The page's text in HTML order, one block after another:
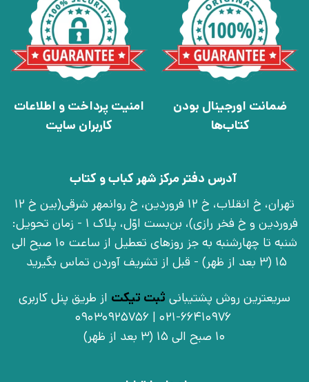
ضمانت اورجینال بودن
کتاب‌ها
امنیت پرداخت و اطلاعات
کاربران سایت
آدرس دفتر مرکز شهر کباب و کتاب
تهران، خ انقلاب، خ 12 فروردین، خ روانمهر شرقی(بین خ 12
فروردین و خ فخر رازی)، بن‌بست اوّل، پلاک 1 - زمان تحویل:
شنبه تا چهارشنبه به جز روزهای تعطیل از ساعت 10 صبح الی
15 (3 بعد از ظهر) - قبل از تشریف آوردن تماس بگیرید
سریعترین روش پشتیبانی ثبت تیکت از طریق پنل کاربری
021-66410976 | 09030925756
10 صبح الی 15 (3 بعد از ظهر)